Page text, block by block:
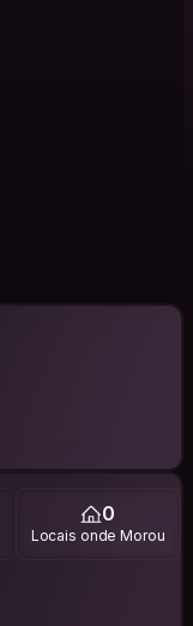
0
Locais onde Morou